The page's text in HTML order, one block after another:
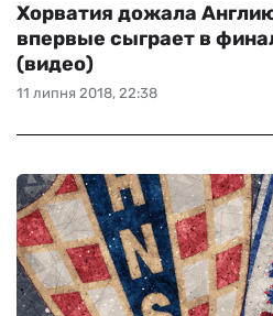
11 липня 2018, 22:38
Хорватия дожала
впервые сыграет в
(видео)